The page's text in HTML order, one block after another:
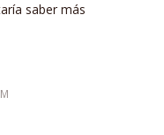
saber más